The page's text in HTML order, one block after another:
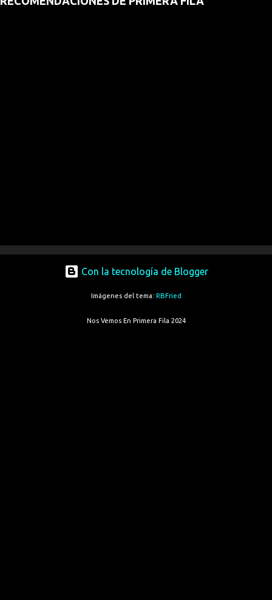
Con la tecnología de Blogger
Imágenes del tema: RBFried
Nos Vemos En Primera Fila 2024